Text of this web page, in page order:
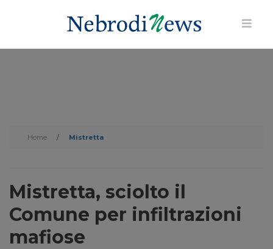
Home / Mistretta
Mistretta, sciolto il
Comune per infiltrazioni
mafiose